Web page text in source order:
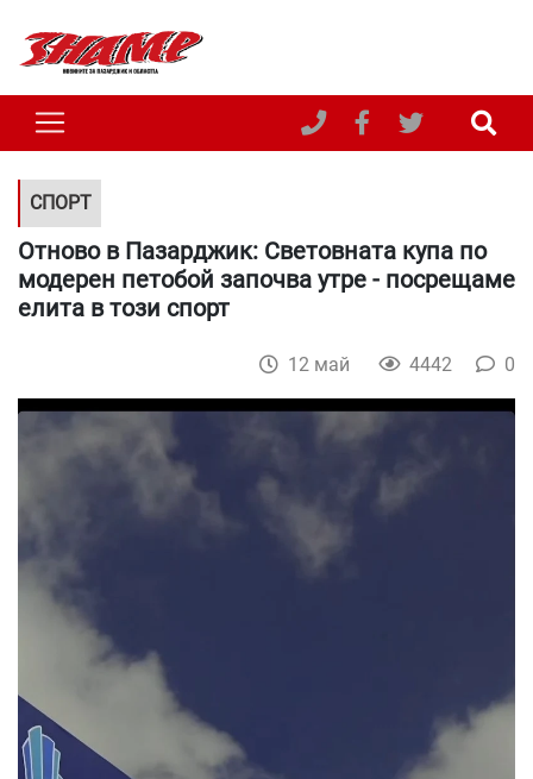
СПОРТ
Отново в Пазарджик: Световната купа по
модерен петобой започва утре - посрещаме
елита в този спорт
12 май 4442 0